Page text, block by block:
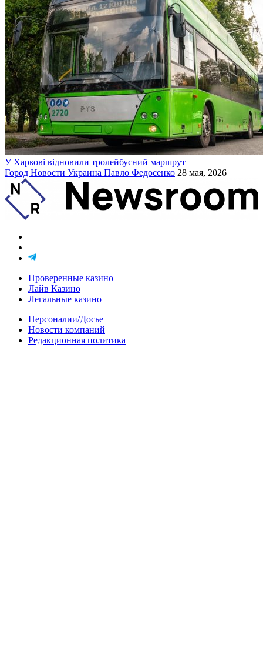
У Харкові відновили тролейбусний маршрут
Город Новости Украина Павло Федосенко 28 мая, 2026
Проверенные казино
Лайв Казино
Легальные казино
Персоналии/Досье
Новости компаний
Редакционная политика